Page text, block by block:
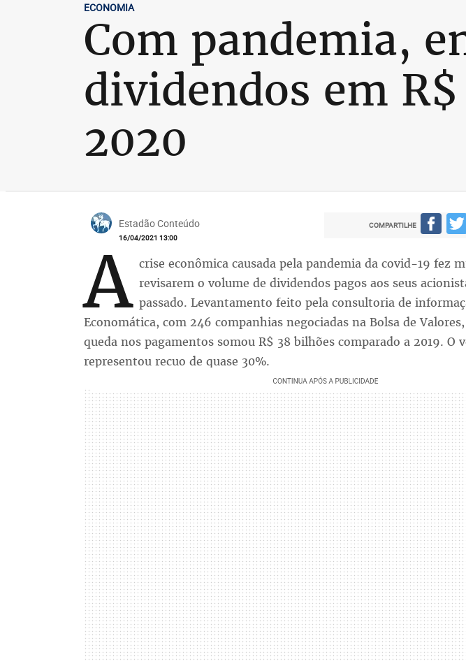
ECONOMIA
Com pandemia,
dividendos em
2020
Estadão Conteúdo
16/04/2021 13:00
COMPARTILHE
A crise econômica causada pela pandemia da covid-19 fez
revisarem o volume de dividendos pagos aos seus
passado. Levantamento feito pela consultoria de
Economática, com 246 companhias negociadas na Bolsa de
queda nos pagamentos somou R$ 38 bilhões comparado a 2019. O
representou recuo de quase 30%.